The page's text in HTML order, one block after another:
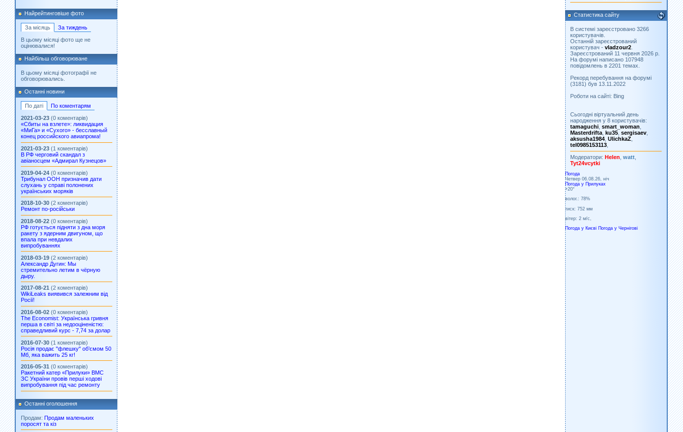
Найрейтинговіше фото
За місяць
За тиждень
В цьому місяці фото ще не
оцінювалися!
Найбільш обговорюване
В цьому місяці фотографії не
обговорювались.
Останні новини
По даті
По коментарям
2021-03-23 (0 коментарів)
«Сбиты на взлете»: ликвидация
«МиГа» и «Сухого» - бесславный
конец российского авиапрома!
2021-03-23 (1 коментарів)
В РФ черговий скандал з
авіаносцем «Адмирал Кузнецов»
2019-04-24 (0 коментарів)
Трибунал ООН призначив дати
слухань у справі полонених
українських моряків
2018-10-30 (2 коментарів)
Ремонт по-російськи
2018-08-22 (0 коментарів)
РФ готується підняти з дна моря
ракету з ядерним двигуном, що
впала при невдалих
випробуваннях
2018-03-19 (2 коментарів)
Александр Дугин: Мы
стремительно летим в чёрную
дыру.
2017-08-21 (2 коментарів)
WikiLeaks виявився залежним від
Росії!
2016-08-02 (0 коментарів)
The Economist: Українська гривня
перша в світі за недооціненістю:
справедливий курс - 7,74 за долар
2016-07-30 (1 коментарів)
Росія продає "флешку" об’ємом 50
Мб, яка важить 25 кг!
2016-05-31 (0 коментарів)
Ракетний катер «Прилуки» ВМС
ЗС України провів перші ходові
випробування під час ремонту
Останні оголошення
Продам: Продам маленьких
поросят та кіз
Статистика сайту
В системі зареєстровано 3266
користувачів.
Останній зареєстрований
користувач - vladzour2
Зареєстрований 11 червня 2026 р.
На форумі написано 107948
повідомлень в 2201 темах.
Рекорд перебування на форумі
(3181) був 13.11.2022
Роботи на сайті: Bing
Сьогодні віртуальний день
народження у 8 користувачів:
tamaguchi smart_woman
Masterdrifta ku35 sergisaev
aksusha1984 UlichkaZ
tel0985153113
Модератори: Helen watt
Tyt24vcytki
Погода
Четвер 06.08.26, ніч
Погода у Прилуках
+20°
волог.: 78%
тиск: 752 мм
вітер: 2 м/с,
Погода у Києві Погода у Чернігові